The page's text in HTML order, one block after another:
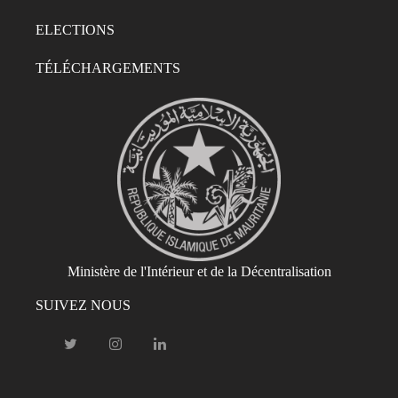
ELECTIONS
TÉLÉCHARGEMENTS
Ministère de l'Intérieur et de la Décentralisation
SUIVEZ NOUS